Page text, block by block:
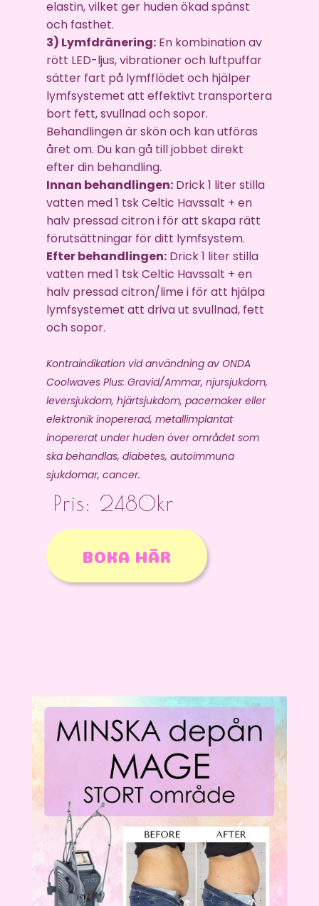
elastin, vilket ger huden ökad spänst
och fasthet.
3) Lymfdränering: En kombination av
rött LED-ljus, vibrationer och luftpuffar
sätter fart på lymfflödet och hjälper
lymfsystemet att effektivt transportera
bort fett, svullnad och sopor.
Behandlingen är skön och kan utföras
året om. Du kan gå till jobbet direkt
efter din behandling.
Innan behandlingen: Drick 1 liter stilla
vatten med 1 tsk Celtic Havssalt + en
halv pressad citron i för att skapa rätt
förutsättningar för ditt lymfsystem.
Efter behandlingen: Drick 1 liter stilla
vatten med 1 tsk Celtic Havssalt + en
halv pressad citron/lime i för att hjälpa
lymfsystemet att driva ut svullnad, fett
och sopor.
Kontraindikation vid användning av ONDA
Coolwaves Plus: Gravid/Ammar, njursjukdom,
leversjukdom, hjärtsjukdom, pacemaker eller
elektronik inopererad, metallimplantat
inopererat under huden över området som
ska behandlas, diabetes, autoimmuna
sjukdomar, cancer.
Pris: 2480kr
BOKA HÄR